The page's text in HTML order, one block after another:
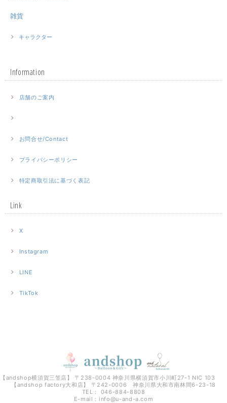
雑貨
キャラクター
Information
店舗のご案内
お問合せ/Contact
プライバシーポリシー
特定商取引法に基づく表記
Link
X
Instagram
LINE
TikTok
【andshop横須賀三笠店】 〒238-0004 神奈川県横須賀市小川町27-1 NIC 103
【andshop factory大和店】 〒242-0006 神奈川県大和市南林間6-23-18
TEL： 046-884-8808
E-mail： info@u-and-a.com